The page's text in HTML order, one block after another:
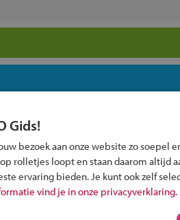
Inschrijven?
Alle informatie om je kind aan te
Gids!
bezoek aan onze website zo soepel
rolletjes loopt en staan daarom altijd
ervaring bieden. Je kunt ook zelf
vind je in onze privacyverklaring.